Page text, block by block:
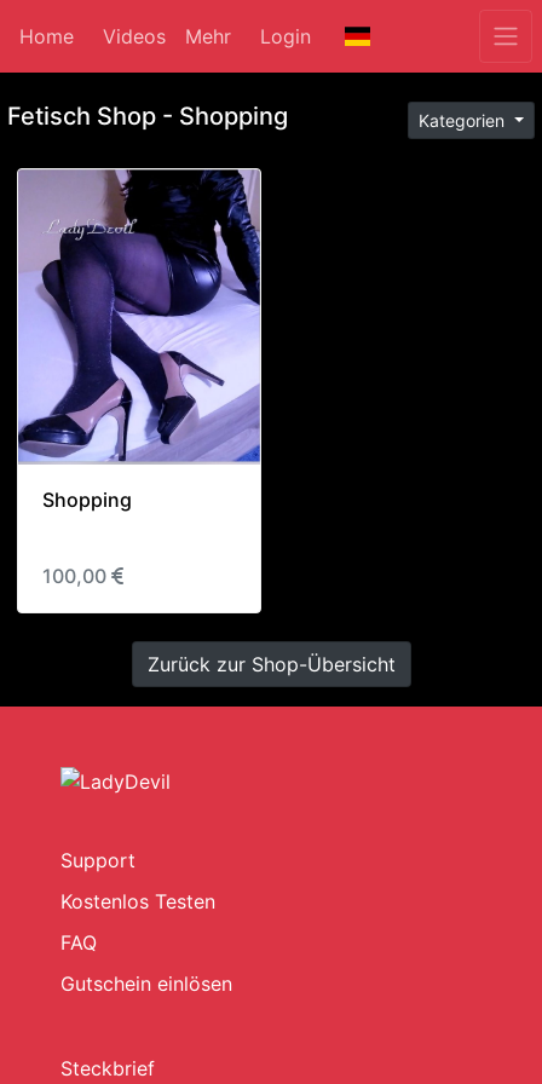
Home Videos Mehr Login
Fetisch Shop - Shopping Kategorien
Shopping
100,00
Zurück zur Shop-Übersicht
Support
Kostenlos Testen
FAQ
Gutschein einlösen
Steckbrief